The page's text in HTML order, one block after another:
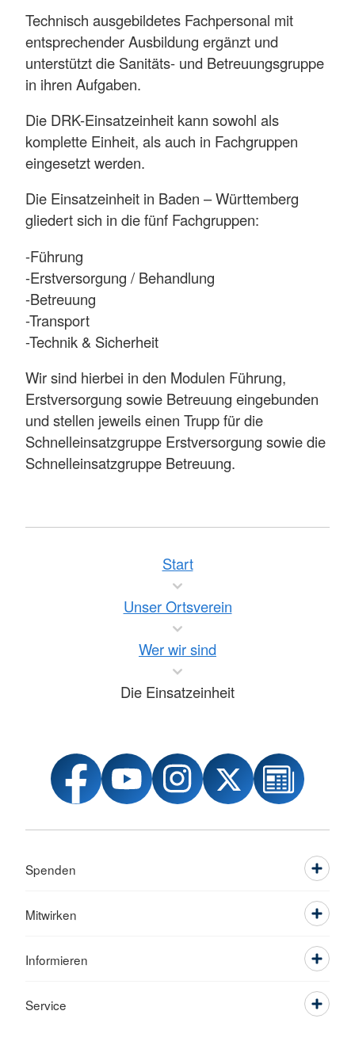
Technisch ausgebildetes Fachpersonal mit
entsprechender Ausbildung ergänzt und
unterstützt die Sanitäts- und Betreuungsgruppe
in ihren Aufgaben.
Die DRK-Einsatzeinheit kann sowohl als
komplette Einheit, als auch in Fachgruppen
eingesetzt werden.
Die Einsatzeinheit in Baden – Württemberg
gliedert sich in die fünf Fachgruppen:
-Führung
-Erstversorgung / Behandlung
-Betreuung
-Transport
-Technik & Sicherheit
Wir sind hierbei in den Modulen Führung,
Erstversorgung sowie Betreuung eingebunden
und stellen jeweils einen Trupp für die
Schnelleinsatzgruppe Erstversorgung sowie die
Schnelleinsatzgruppe Betreuung.
Start
Unser Ortsverein
Wer wir sind
Die Einsatzeinheit
Spenden
Mitwirken
Informieren
Service